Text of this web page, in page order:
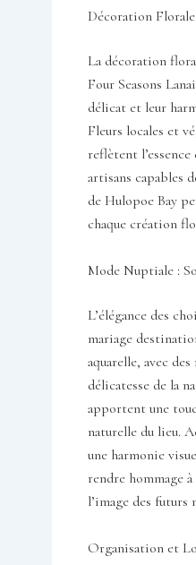
Décoration
La décoration
Four Seasons
délicat et leur
Fleurs locales et
reflètent
artisans capables
de Hulopoe Bay
chaque création
Mode Nuptiale :
L’élégance des
mariage
aquarelle, avec
délicatesse de la
apportent une
naturelle du lieu.
une harmonie
rendre hommage
l’image des
Organisation et